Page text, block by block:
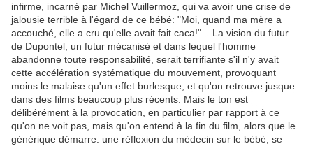
infirme, incarné par Michel Vuillermoz, qui va avoir une crise de
jalousie terrible à l'égard de ce bébé: "Moi, quand ma mère a
accouché, elle a cru qu'elle avait fait caca!"... La vision du futur
de Dupontel, un futur mécanisé et dans lequel l'homme
abandonne toute responsabilité, serait terrifiante s'il n'y avait
cette accélération systématique du mouvement, provoquant
moins le malaise qu'un effet burlesque, et qu'on retrouve jusque
dans des films beaucoup plus récents. Mais le ton est
délibérément à la provocation, en particulier par rapport à ce
qu'on ne voit pas, mais qu'on entend à la fin du film, alors que le
générique démarre: une réflexion du médecin sur le bébé, se